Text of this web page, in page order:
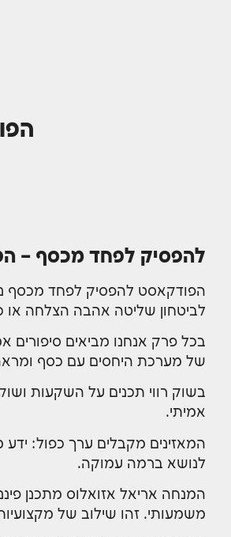
להפסיק לפחד מכסף –
הפודקאסט להפסיק לפחד מכסף
לביטחון שליטה אהבה הצלחה או
בכל פרק אנחנו מביאים
של מערכת היחסים עם כסף
בשוק רווי תכנים על השקעות
אמיתי.
המאזינים מקבלים ערך כפול:
לנושא ברמה עמוקה.
משמעותי. זהו שילוב של